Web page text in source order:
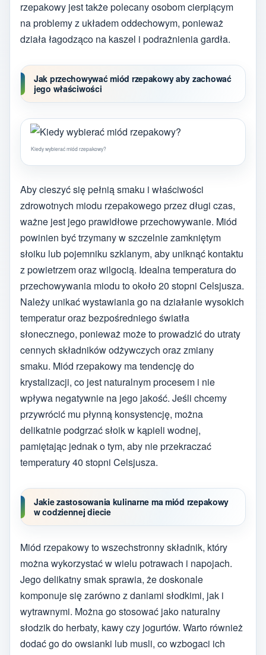
rzepakowy jest także polecany osobom cierpiącym
na problemy z układem oddechowym, ponieważ
działa łagodząco na kaszel i podrażnienia gardła.
Jak przechowywać miód rzepakowy aby zachować
jego właściwości
Kiedy wybierać miód rzepakowy?
Aby cieszyć się pełnią smaku i właściwości
zdrowotnych miodu rzepakowego przez długi czas,
ważne jest jego prawidłowe przechowywanie. Miód
powinien być trzymany w szczelnie zamkniętym
słoiku lub pojemniku szklanym, aby uniknąć kontaktu
z powietrzem oraz wilgocią. Idealna temperatura do
przechowywania miodu to około 20 stopni Celsjusza.
Należy unikać wystawiania go na działanie wysokich
temperatur oraz bezpośredniego światła
słonecznego, ponieważ może to prowadzić do utraty
cennych składników odżywczych oraz zmiany
smaku. Miód rzepakowy ma tendencję do
krystalizacji, co jest naturalnym procesem i nie
wpływa negatywnie na jego jakość. Jeśli chcemy
przywrócić mu płynną konsystencję, można
delikatnie podgrzać słoik w kąpieli wodnej,
pamiętając jednak o tym, aby nie przekraczać
temperatury 40 stopni Celsjusza.
Jakie zastosowania kulinarne ma miód rzepakowy
w codziennej diecie
Miód rzepakowy to wszechstronny składnik, który
można wykorzystać w wielu potrawach i napojach.
Jego delikatny smak sprawia, że doskonale
komponuje się zarówno z daniami słodkimi, jak i
wytrawnymi. Można go stosować jako naturalny
słodzik do herbaty, kawy czy jogurtów. Warto również
dodać go do owsianki lub musli, co wzbogaci ich